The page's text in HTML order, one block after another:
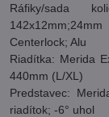
Ráfiky/sada
Centerlock; Alu
Riadítka: Merida
440mm (L/XL)
Predstavec:
riadítok; -6° uhol